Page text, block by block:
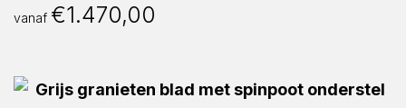
vanaf €1.470,00